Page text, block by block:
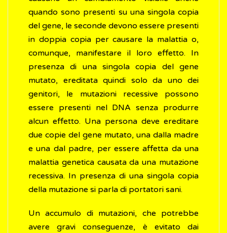
quando sono presenti su una singola copia
del gene, le seconde devono essere presenti
in doppia copia per causare la malattia o,
comunque, manifestare il loro effetto. In
presenza di una singola copia del gene
mutato, ereditata quindi solo da uno dei
genitori, le mutazioni recessive possono
essere presenti nel DNA senza produrre
alcun effetto. Una persona deve ereditare
due copie del gene mutato, una dalla madre
e una dal padre, per essere affetta da una
malattia genetica causata da una mutazione
recessiva. In presenza di una singola copia
della mutazione si parla di portatori sani.
Un accumulo di mutazioni, che potrebbe
avere gravi conseguenze, è evitato dai